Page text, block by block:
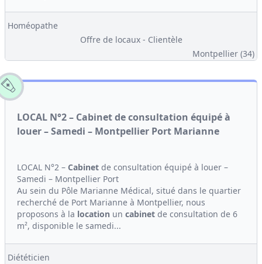
Homéopathe
Offre de locaux - Clientèle
Montpellier (34)
LOCAL N°2 – Cabinet de consultation équipé à
louer – Samedi – Montpellier Port Marianne
LOCAL N°2 – Cabinet de consultation équipé à louer –
Samedi – Montpellier Port
Au sein du Pôle Marianne Médical, situé dans le quartier
recherché de Port Marianne à Montpellier, nous
proposons à la location un cabinet de consultation de 6
m², disponible le samedi...
Diététicien